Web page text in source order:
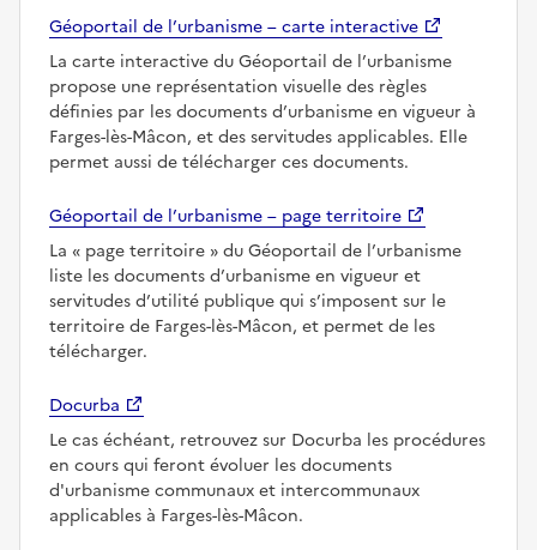
Géoportail de l’urbanisme – carte interactive
La carte interactive du Géoportail de l’urbanisme
propose une représentation visuelle des règles
définies par les documents d’urbanisme en vigueur à
Farges-lès-Mâcon, et des servitudes applicables. Elle
permet aussi de télécharger ces documents.
Géoportail de l’urbanisme – page territoire
La
page territoire
du Géoportail de l’urbanisme
liste les documents d’urbanisme en vigueur et
servitudes d’utilité publique qui s’imposent sur le
territoire de Farges-lès-Mâcon, et permet de les
télécharger.
Docurba
Le cas échéant, retrouvez sur Docurba les procédures
en cours qui feront évoluer les documents
d'urbanisme communaux et intercommunaux
applicables à Farges-lès-Mâcon.